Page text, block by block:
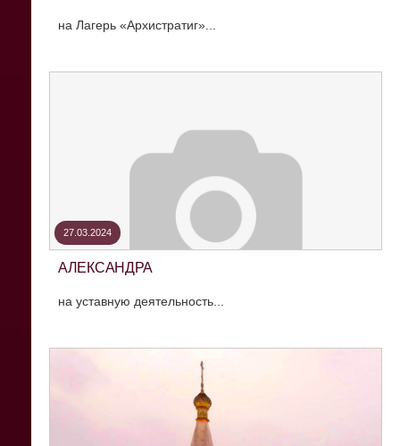
на Лагерь «Архистратиг»...
27.03.2024
АЛЕКСАНДРА
на уставную деятельность...